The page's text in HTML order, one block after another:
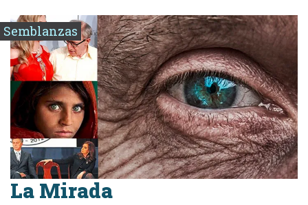
Semblanzas
La Mirada